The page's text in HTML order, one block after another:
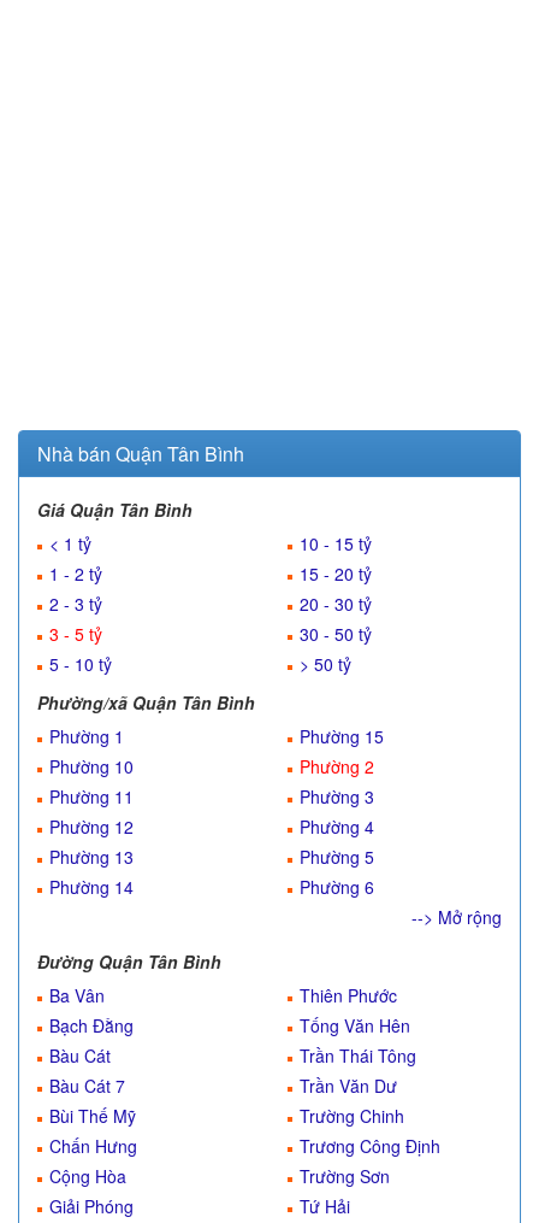
Nhà bán Quận Tân Bình
Giá Quận Tân Bình
< 1 tỷ
1 - 2 tỷ
2 - 3 tỷ
3 - 5 tỷ
5 - 10 tỷ
10 - 15 tỷ
15 - 20 tỷ
20 - 30 tỷ
30 - 50 tỷ
> 50 tỷ
Phường/xã Quận Tân Bình
Phường 1
Phường 10
Phường 11
Phường 12
Phường 13
Phường 14
Phường 15
Phường 2
Phường 3
Phường 4
Phường 5
Phường 6
--> Mở rộng
Đường Quận Tân Bình
Ba Vân
Bạch Đằng
Bàu Cát
Bàu Cát 7
Bùi Thế Mỹ
Chấn Hưng
Cộng Hòa
Giải Phóng
Thiên Phước
Tống Văn Hên
Trần Thái Tông
Trần Văn Dư
Trường Chinh
Trương Công Định
Trường Sơn
Tứ Hải